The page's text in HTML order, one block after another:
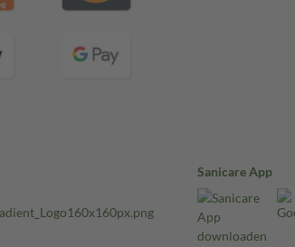
Sanicare App